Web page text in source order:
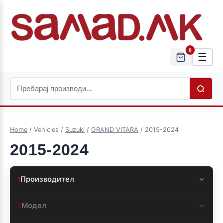
0
☰
Home / Vehicles / Suzuki / GRAND VITARA / 2015-2024
2015-2024
1Производител
2Модел